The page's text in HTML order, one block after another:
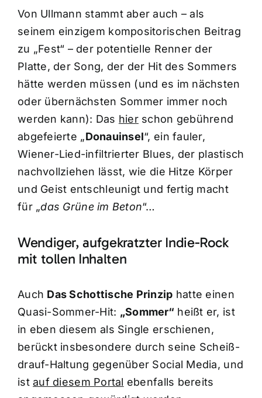
Von Ullmann stammt aber auch – als
seinem einzigem kompositorischen Beitrag
zu „Fest“ – der potentielle Renner der
Platte, der Song, der der Hit des Sommers
hätte werden müssen (und es im nächsten
oder übernächsten Sommer immer noch
werden kann): Das hierschon gebührend
abgefeierte „Donauinsel“, ein fauler,
Wiener-Lied-infiltrierter Blues, der plastisch
nachvollziehen lässt, wie die Hitze Körper
und Geist entschleunigt und fertig macht
für „das Grüne im Beton“…
Wendiger, aufgekratzter Indie-Rock
mit tollen Inhalten
Auch Das Schottische Prinzip hatte einen
Quasi-Sommer-Hit: „Sommer“ heißt er, ist
in eben diesem als Single erschienen,
berückt insbesondere durch seine Scheiß-
drauf-Haltung gegenüber Social Media, und
istauf diesem Portal ebenfalls bereits